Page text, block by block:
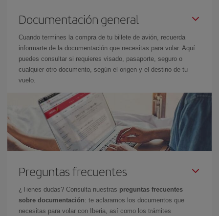
Documentación general
Cuando termines la compra de tu billete de avión, recuerda
informarte de la documentación que necesitas para volar. Aquí
puedes consultar si requieres visado, pasaporte, seguro o
cualquier otro documento, según el origen y el destino de tu
vuelo.
Preguntas frecuentes
¿Tienes dudas? Consulta nuestras preguntas frecuentes
sobre documentación: te aclaramos los documentos que
necesitas para volar con Iberia, así como los trámites